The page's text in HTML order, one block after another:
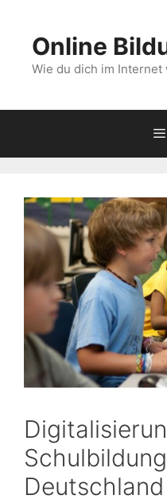
springenOnline
Wie du dich im
Deutschland